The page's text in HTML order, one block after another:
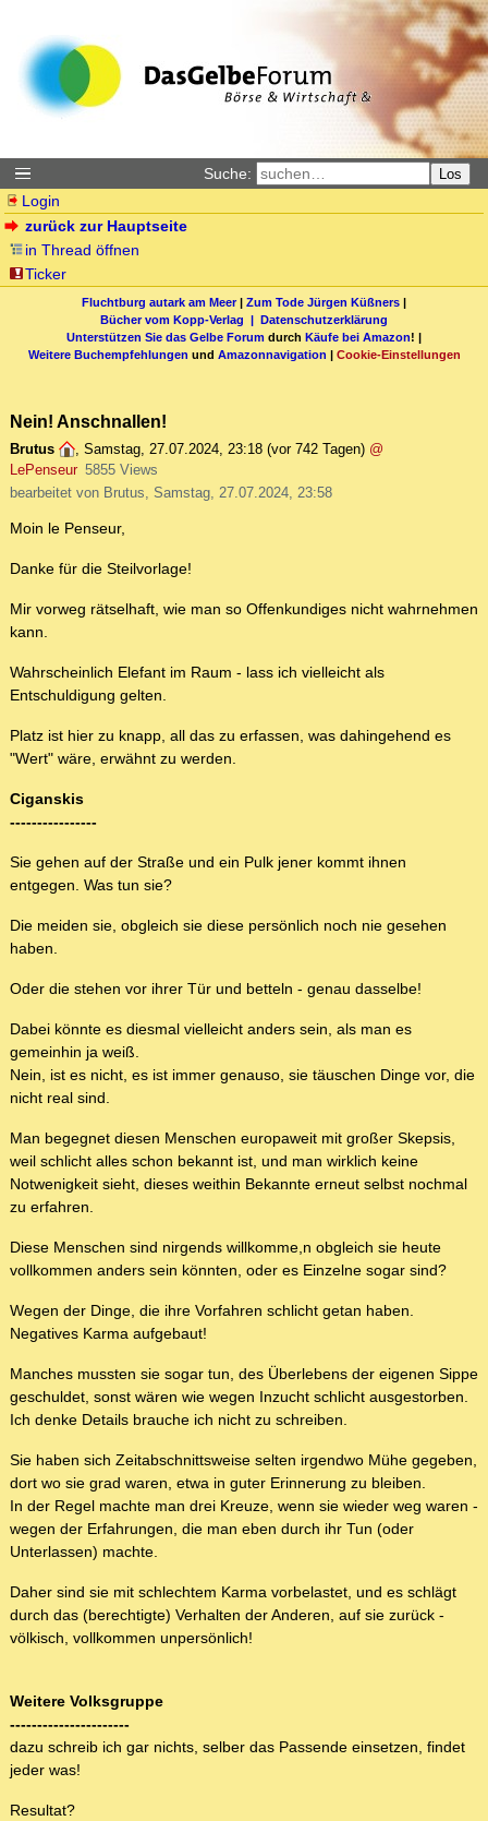
Suche: Los
Login
zurück zur Hauptseite
in Thread öffnen
Ticker
Fluchtburg autark am Meer| Zum Tode Jürgen Küßners |
Bücher vom Kopp-Verlag | Datenschutzerklärung
Unterstützen Sie das Gelbe Forum durch Käufe bei Amazon! |
Weitere Buchempfehlungen und Amazonnavigation | Cookie-Einstellungen
Nein! Anschnallen!
Brutus , Samstag, 27.07.2024, 23:18 (vor 742 Tagen) @
LePenseur 5855 Views
bearbeitet von Brutus, Samstag, 27.07.2024, 23:58
Moin le Penseur,
Danke für die Steilvorlage!
Mir vorweg rätselhaft, wie man so Offenkundiges nicht wahrnehmen
kann.
Wahrscheinlich Elefant im Raum - lass ich vielleicht als
Entschuldigung gelten.
Platz ist hier zu knapp, all das zu erfassen, was dahingehend es
"Wert" wäre, erwähnt zu werden.
Ciganskis
----------------
Sie gehen auf der Straße und ein Pulk jener kommt ihnen
entgegen. Was tun sie?
Die meiden sie, obgleich sie diese persönlich noch nie gesehen
haben.
Oder die stehen vor ihrer Tür und betteln - genau dasselbe!
Dabei könnte es diesmal vielleicht anders sein, als man es
gemeinhin ja weiß.
Nein, ist es nicht, es ist immer genauso, sie täuschen Dinge vor, die
nicht real sind.
Man begegnet diesen Menschen europaweit mit großer Skepsis,
weil schlicht alles schon bekannt ist, und man wirklich keine
Notwenigkeit sieht, dieses weithin Bekannte erneut selbst nochmal
zu erfahren.
Diese Menschen sind nirgends willkomme,n obgleich sie heute
vollkommen anders sein könnten, oder es Einzelne sogar sind?
Wegen der Dinge, die ihre Vorfahren schlicht getan haben.
Negatives Karma aufgebaut!
Manches mussten sie sogar tun, des Überlebens der eigenen Sippe
geschuldet, sonst wären wie wegen Inzucht schlicht ausgestorben.
Ich denke Details brauche ich nicht zu schreiben.
Sie haben sich Zeitabschnittsweise selten irgendwo Mühe gegeben,
dort wo sie grad waren, etwa in guter Erinnerung zu bleiben.
In der Regel machte man drei Kreuze, wenn sie wieder weg waren -
wegen der Erfahrungen, die man eben durch ihr Tun (oder
Unterlassen) machte.
Daher sind sie mit schlechtem Karma vorbelastet, und es schlägt
durch das (berechtigte) Verhalten der Anderen, auf sie zurück -
völkisch, vollkommen unpersönlich!
Weitere Volksgruppe
----------------------
dazu schreib ich gar nichts, selber das Passende einsetzen, findet
jeder was!
Resultat?